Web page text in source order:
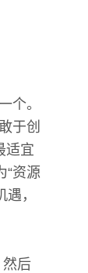
个。
于创
适宜
“资源
，
然后